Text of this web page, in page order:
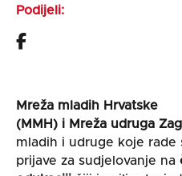
Podijeli:
Mreža mladih Hrvatske
(MMH) i Mreža udruga
mladih i udruge koje rade
prijave za sudjelovanje na